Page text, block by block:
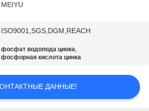
MEIYU
ISO9001,SGS,DGM,REACH
фосфат водопода цинка,
фосфорная кислота цинка
ДАННЫЕ!